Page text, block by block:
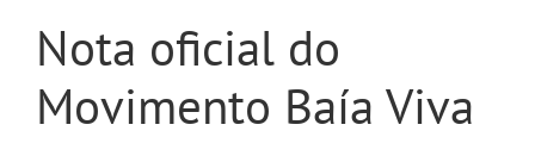
Nota oficial do
Movimento Baía Viva